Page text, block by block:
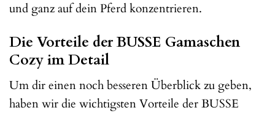
und ganz auf dein Pferd konzentrieren.
Die Vorteile der BUSSE Gamaschen
Cozy im Detail
Um dir einen noch besseren Überblick zu geben,
haben wir die wichtigsten Vorteile der BUSSE